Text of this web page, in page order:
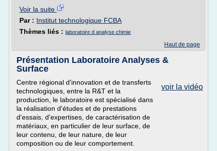
Voir la suite
Par : Institut technologique FCBA
Thèmes liés : laboratoire d analyse chimie
Haut de page
Présentation Laboratoire Analyses &
Surface
voir la vidéo
Centre régional d'innovation et de transferts
technologiques, entre la R&T et la
production, le laboratoire est spécialisé dans
la réalisation d'études et de prestations
d'essais, d'expertises, de caractérisation de
matériaux, en particulier de leur surface, de
leur contenu, de leur nature, de leur
composition ou de leur comportement.